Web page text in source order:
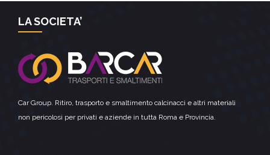
LA SOCIETA’
Car Group. Ritiro, trasporto e smaltimento calcinacci e altri materiali
non pericolosi per privati e aziende in tutta Roma e Provincia.